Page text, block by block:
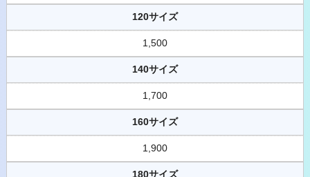
120サイズ
1,500
140サイズ
1,700
160サイズ
1,900
180サイズ